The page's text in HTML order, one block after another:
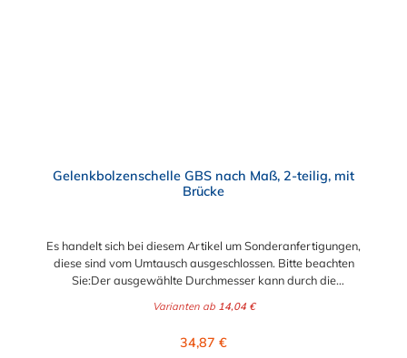
Gelenkbolzenschelle GBS nach Maß, 2-teilig, mit
Brücke
Es handelt sich bei diesem Artikel um Sonderanfertigungen,
diese sind vom Umtausch ausgeschlossen. Bitte beachten
Sie:Der ausgewählte Durchmesser kann durch die
Bandbreite verändert werden!Bandbreite 20 mm: +/- 5,0
8,0 mm Verstellbereich - Schraube M8x70Bandbreite 30 mm:
Varianten ab14,04 €
Regulärer Preis:
34,87 €